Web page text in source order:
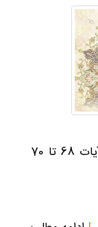
عمل صالح بعد از توبه در سوره فرقان آيات 68 تا 70